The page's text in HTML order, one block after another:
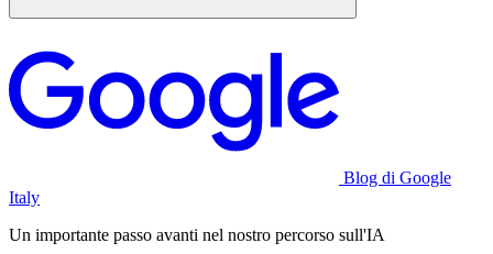
Blog di Google
Italy
Un importante passo avanti nel nostro percorso sull'IA